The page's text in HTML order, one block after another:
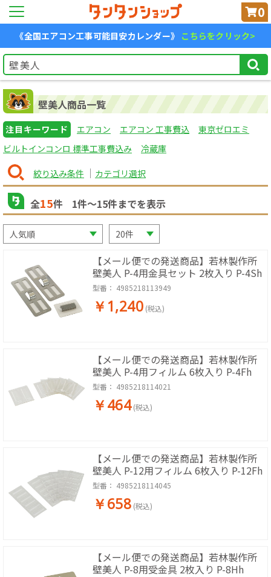
0
《全国エアコン工事可能目安カレンダー》 こちらをクリック>
壁美人商品一覧
注目キーワード エアコン エアコン 工事費込
東京ゼロエミ
ビルトインコンロ 標準工事費込み
冷蔵庫
絞り込み条件 カテゴリ選択
全15件 1件〜15件までを表示
【メール便での発送商品】若林製作所
壁美人 P-4用金具セット 2枚入り P-4Sh
型番： 4985218113949
￥1,240 (税込)
【メール便での発送商品】若林製作所
壁美人 P-4用フィルム 6枚入り P-4Fh
型番： 4985218114021
￥464 (税込)
【メール便での発送商品】若林製作所
壁美人 P-12用フィルム 6枚入り P-12Fh
型番： 4985218114045
￥658 (税込)
【メール便での発送商品】若林製作所
壁美人 P-8用受金具 2枚入り P-8Hh